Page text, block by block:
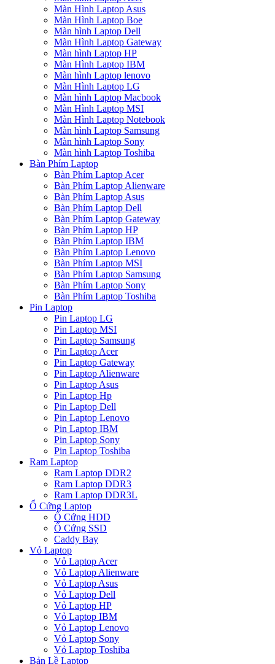
Màn Hình Laptop Asus
Màn Hình Laptop Boe
Màn hình Laptop Dell
Màn Hình Laptop Gateway
Màn hình Laptop HP
Màn Hình Laptop IBM
Màn hình Laptop lenovo
Màn Hình Laptop LG
Màn hình Laptop Macbook
Màn Hình Laptop MSI
Màn Hình Laptop Notebook
Màn hình Laptop Samsung
Màn hình Laptop Sony
Màn hình Laptop Toshiba
Bàn Phím Laptop
Bàn Phím Laptop Acer
Bàn Phím Laptop Alienware
Bàn Phím Laptop Asus
Bàn Phím Laptop Dell
Bàn Phím Laptop Gateway
Bàn Phím Laptop HP
Bàn Phím Laptop IBM
Bàn Phím Laptop Lenovo
Bàn Phím Laptop MSI
Bàn Phím Laptop Samsung
Bàn Phím Laptop Sony
Bàn Phím Laptop Toshiba
Pin Laptop
Pin Laptop LG
Pin Laptop MSI
Pin Laptop Samsung
Pin Laptop Acer
Pin Laptop Gateway
Pin Laptop Alienware
Pin Laptop Asus
Pin Laptop Hp
Pin Laptop Dell
Pin Laptop Lenovo
Pin Laptop IBM
Pin Laptop Sony
Pin Laptop Toshiba
Ram Laptop
Ram Laptop DDR2
Ram Laptop DDR3
Ram Laptop DDR3L
Ổ Cứng Laptop
Ổ Cứng HDD
Ổ Cứng SSD
Caddy Bay
Vỏ Laptop
Vỏ Laptop Acer
Vỏ Laptop Alienware
Vỏ Laptop Asus
Vỏ Laptop Dell
Vỏ Laptop HP
Vỏ Laptop IBM
Vỏ Laptop Lenovo
Vỏ Laptop Sony
Vỏ Laptop Toshiba
Bản Lề Laptop